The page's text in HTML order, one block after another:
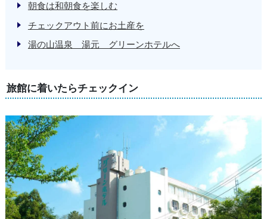
朝食は和朝食を楽しむ
チェックアウト前にお土産を
湯の山温泉 湯元 グリーンホテルへ
旅館に着いたらチェックイン